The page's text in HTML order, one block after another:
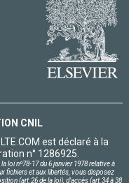
CNIL
est déclaré à la
n° 1286925.
loi nº78-17 du 6 janvier 1978 relative à
fichiers et aux libertés, vous disposez
(art.26 de la loi), d'accès (art.34 à 38